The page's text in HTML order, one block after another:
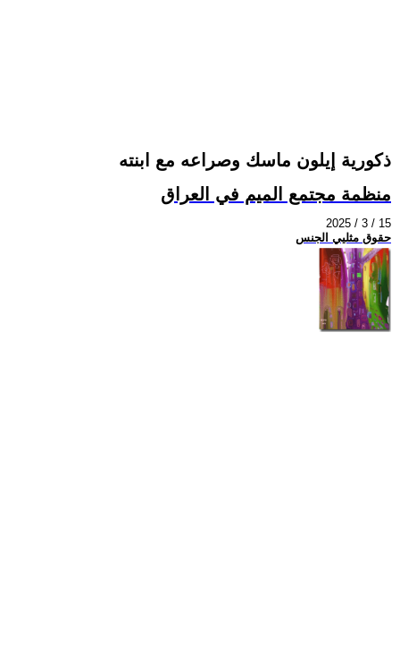
ذكورية إيلون ماسك وصراعه مع ابنته
منظمة مجتمع الميم في العراق
2025 / 3 / 15
حقوق مثليي الجنس